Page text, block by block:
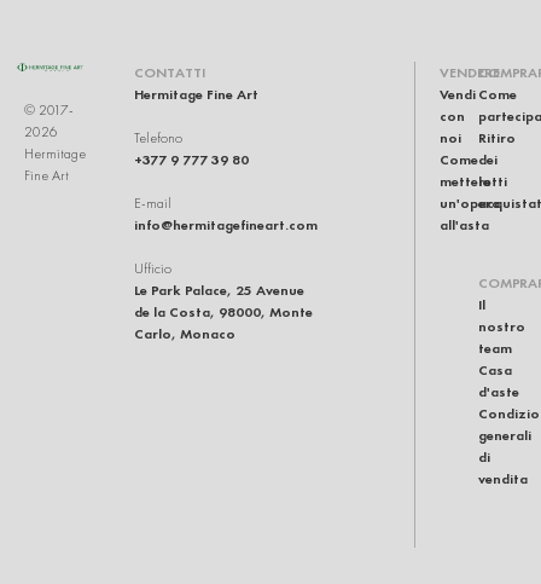
© 2017-
2026
Hermitage
Fine Art
CONTATTI
Hermitage Fine Art
Telefono
+377 9 777 39 80
E-mail
info@hermitagefineart.com
Ufficio
Le Park Palace, 25 Avenue
de la Costa, 98000, Monte
Carlo, Monaco
VENDERE
Vendi
con
noi
Come
mettere
un'opera
all'asta
Come
Ritiro
dei
lotti
Il
nostro
team
Casa
d'aste
generali
di
vendita